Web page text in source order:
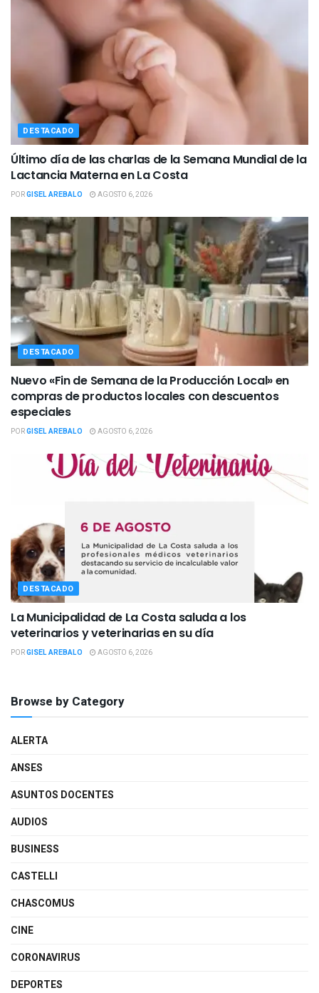
DESTACADO
Último día de las charlas de la Semana Mundial de la
Lactancia Materna en La Costa
PORGISEL AREBALO AGOSTO 6, 2026
DESTACADO
Nuevo «Fin de Semana de la Producción Local» en
compras de productos locales con descuentos
especiales
PORGISEL AREBALO AGOSTO 6, 2026
DESTACADO
La Municipalidad de La Costa saluda a los
veterinarios y veterinarias en su día
PORGISEL AREBALO AGOSTO 6, 2026
Browse by Category
ALERTA
ANSES
ASUNTOS DOCENTES
AUDIOS
BUSINESS
CASTELLI
CHASCOMUS
CINE
CORONAVIRUS
DEPORTES